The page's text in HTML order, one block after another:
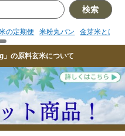
検索
の定期便 米粉丸パン 金芽米とは
の原料玄米について